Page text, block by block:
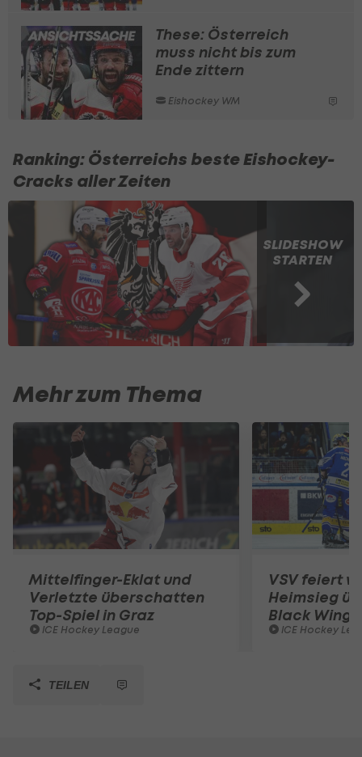
These: Österreich
muss nicht bis zum
Ende zittern
Eishockey WM
Ranking: Österreichs beste Eishockey-
Cracks aller Zeiten
SLIDESHOW
STARTEN
Mehr zum Thema
Mittelfinger-Eklat und
Verletzte überschatten
Top-Spiel in Graz
ICE Hockey League
VSV feiert
Heimsieg
Black Wings
ICE Hockey
TEILEN